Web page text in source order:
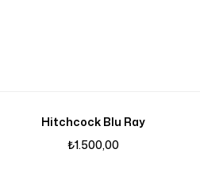
Hitchcock Blu Ray
₺1.500,00